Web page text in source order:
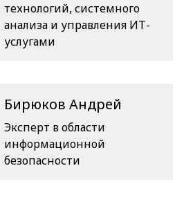
технологий, системного
анализа и управления ИТ-
услугами
Бирюков Андрей
Эксперт в области
информационной
безопасности